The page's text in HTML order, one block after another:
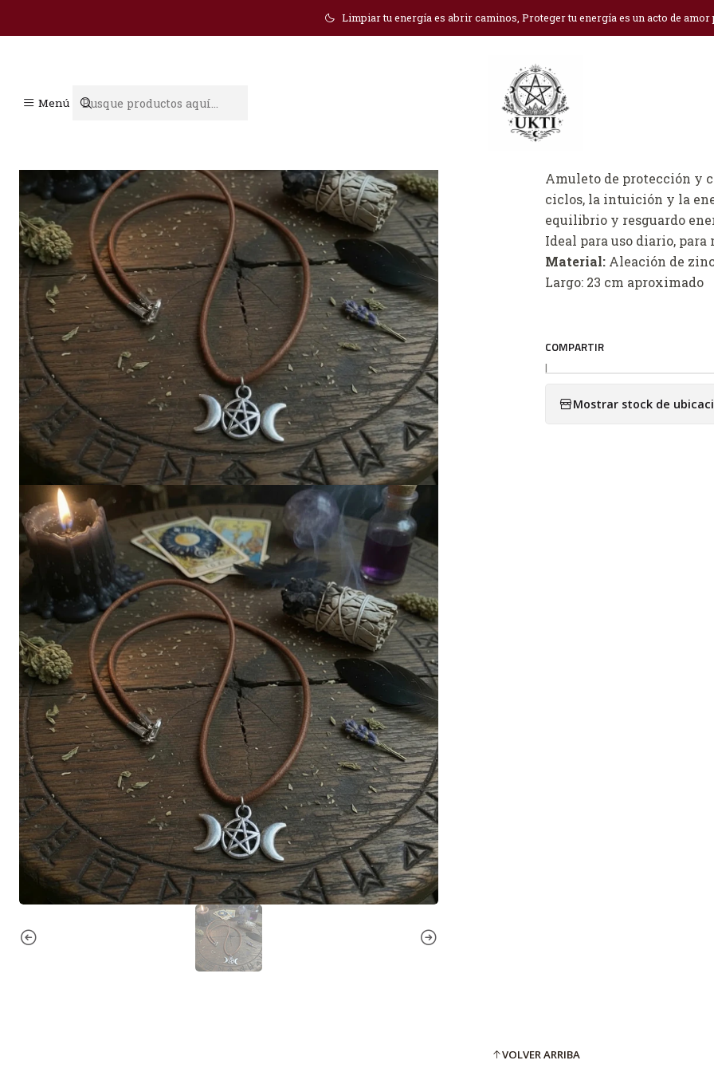
Menú
Limpiar tu energía es abrir caminos, Proteger tu energía es un acto de
Inicio Joyas y Péndulos Collar triple luna
Collar triple luna
Cantidad
Amuleto de protección y
ciclos, la intuición y la
equilibrio y resguardo
Ideal para uso diario,
Material: Aleación de zinc
Largo: 23 cm aproximado
COMPARTIR
|
Mostrar stock de
VOLVER ARRIBA